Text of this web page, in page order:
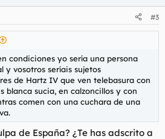
#3
condiciones yo sería una persona
y vosotros seríais sujetos
de Hartz IV que ven telebasura con
blanca sucia, en calzoncillos y con
comen con una cuchara de una
de España? ¿Te has adscrito a